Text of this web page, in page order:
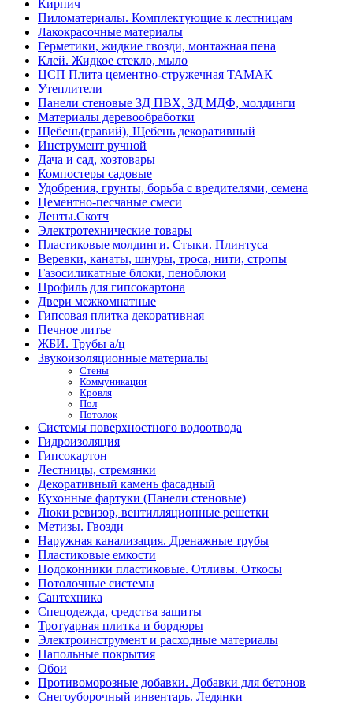
Кирпич
Пиломатериалы. Комплектующие к лестницам
Лакокрасочные материалы
Герметики, жидкие гвозди, монтажная пена
Клей. Жидкое стекло, мыло
ЦСП Плита цементно-стружечная ТАМАК
Утеплители
Панели стеновые 3Д ПВХ, 3Д МДФ, молдинги
Материалы деревообработки
Щебень(гравий), Щебень декоративный
Инструмент ручной
Дача и сад, хозтовары
Компостеры садовые
Удобрения, грунты, борьба с вредителями, семена
Цементно-песчаные смеси
Ленты.Скотч
Электротехнические товары
Пластиковые молдинги. Стыки. Плинтуса
Веревки, канаты, шнуры, троса, нити, стропы
Газосиликатные блоки, пеноблоки
Профиль для гипсокартона
Двери межкомнатные
Гипсовая плитка декоративная
Печное литье
ЖБИ. Трубы а/ц
Звукоизоляционные материалы
Стены
Коммуникации
Кровля
Пол
Потолок
Системы поверхностного водоотвода
Гидроизоляция
Гипсокартон
Лестницы, стремянки
Декоративный камень фасадный
Кухонные фартуки (Панели стеновые)
Люки ревизор, вентилляционные решетки
Метизы. Гвозди
Наружная канализация. Дренажные трубы
Пластиковые емкости
Подоконники пластиковые. Отливы. Откосы
Потолочные системы
Сантехника
Спецодежда, средства защиты
Тротуарная плитка и бордюры
Электроинструмент и расходные материалы
Напольные покрытия
Обои
Противоморозные добавки. Добавки для бетонов
Снегоуборочный инвентарь. Ледянки